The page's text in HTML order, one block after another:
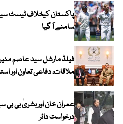
سامنے آ گیا
فیلڈ مارشل سید عاصم منیر
ملاقات، دفاعی تعاون اور
عمران خان اور بشریٰ بی
درخواست دائر